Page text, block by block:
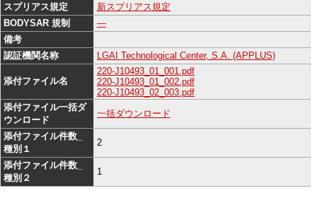
スプリアス規定
新スプリアス規定
BODYSAR 規制
―
備考
認証機関名称
LGAI Technological Center, S.A. (APPLUS)
添付ファイル名
220-J10493_01_001.pdf
220-J10493_01_002.pdf
220-J10493_02_003.pdf
添付ファイル一括ダ
ウンロード
一括ダウンロード
添付ファイル件数_
種別１
2
添付ファイル件数_
種別２
1